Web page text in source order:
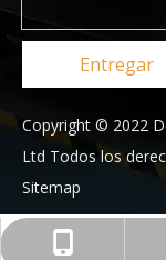
Entregar
Copyright © 2022
Ltd Todos los
Sitemap